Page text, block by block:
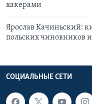
хакерами
Ярослав Качиньский:
польских чиновников
СОЦИАЛЬНЫЕ СЕТИ